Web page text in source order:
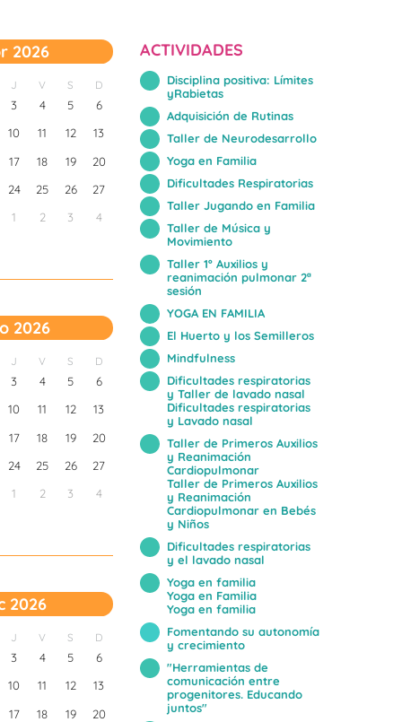
2026
J V S D
3 4 5
6
10
11 12
13
17
18 19
20
24
25 26
27
1
2 3 4
2026
J V S D
3 4 5
6
10
11 12
13
17
18 19
20
24
25 26
27
1
2 3 4
2026
J V S D
3 4 5
6
10
11 12
13
17
18 19
20
ACTIVIDADES
Disciplina positiva: Límites
yRabietas
Adquisición de Rutinas
Taller de Neurodesarrollo
Yoga en Familia
Dificultades Respiratorias
Taller Jugando en Familia
Taller de Música y
Movimiento
Taller 1º Auxilios y
reanimación pulmonar 2ª
sesión
YOGA EN FAMILIA
El Huerto y los Semilleros
Mindfulness
Dificultades respiratorias
y Taller de lavado nasal
Dificultades respiratorias
y Lavado nasal
Taller de Primeros Auxilios
y Reanimación
Cardiopulmonar
Taller de Primeros Auxilios
y Reanimación
Cardiopulmonar en Bebés
y Niños
Dificultades respiratorias
y el lavado nasal
Yoga en familia
Yoga en Familia
Yoga en familia
Fomentando su autonomía
y crecimiento
"Herramientas de
comunicación entre
progenitores. Educando
juntos"